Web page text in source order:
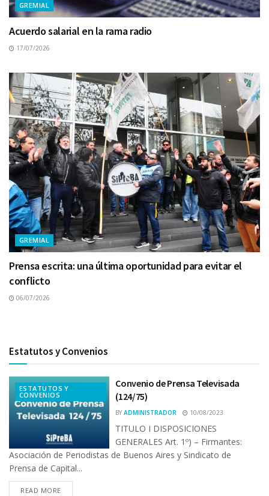
GREMIAL
Acuerdo salarial en la rama radio
17/07/2026
GREMIAL
Prensa escrita: una última oportunidad para evitar el
conflicto
06/07/2026
Estatutos y Convenios
ESTATUTOS Y
CONVENIOS
Convenio de Prensa Televisada
(124/75)
BY ADMINISTRADOR 10/08/2023
TITULO I DISPOSICIONES
GENERALES Art. 1º) – Firmantes:
Asociación de Periodistas de Buenos Aires y Sindicato de
Prensa de Capital...
READ MORE